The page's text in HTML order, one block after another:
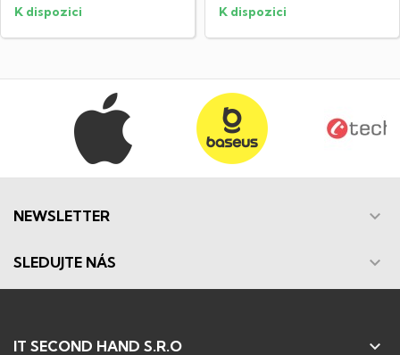
K dispozici K dispozici
NEWSLETTER 
SLEDUJTE NÁS 
IT SECOND HAND S.R.O 